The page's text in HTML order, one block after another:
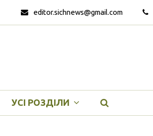
editor.sichnews@gmail.com
УСІ РОЗДІЛИ